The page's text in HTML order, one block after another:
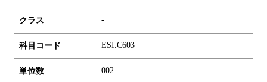
クラス -
科目コード ESI.C603
単位数 002